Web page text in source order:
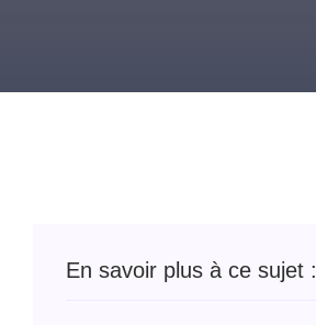
En savoir plus à ce sujet :